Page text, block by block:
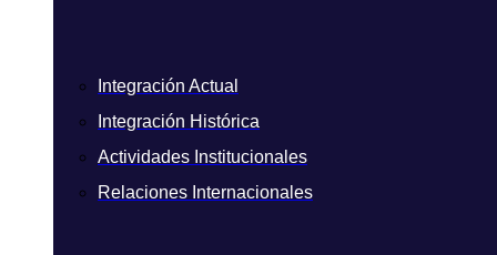
Integración Actual
Integración Histórica
Actividades Institucionales
Relaciones Internacionales